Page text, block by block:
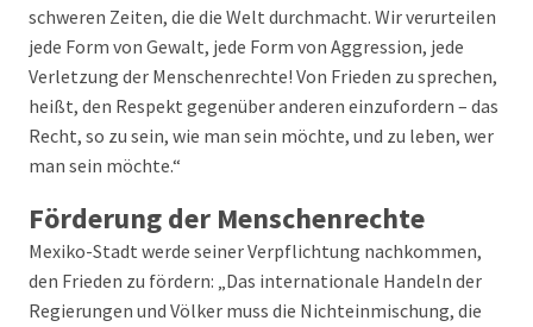
schweren Zeiten, die die Welt durchmacht. Wir verurteilen
jede Form von Gewalt, jede Form von Aggression, jede
Verletzung der Menschenrechte! Von Frieden zu sprechen,
heißt, den Respekt gegenüber anderen einzufordern – das
Recht, so zu sein, wie man sein möchte, und zu leben, wer
man sein möchte.“
Förderung der Menschenrechte
Mexiko-Stadt werde seiner Verpflichtung nachkommen,
den Frieden zu fördern: „Das internationale Handeln der
Regierungen und Völker muss die Nichteinmischung, die